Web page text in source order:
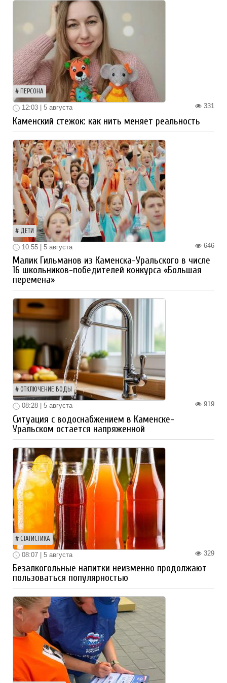
ПЕРСОНА
331
12:03 | 5 августа
Каменский стежок: как нить меняет реальность
ДЕТИ
646
10:55 | 5 августа
Малик Гильманов из Каменска-Уральского в числе
16 школьников-победителей конкурса «Большая
перемена»
ОТКЛЮЧЕНИЕ ВОДЫ
919
08:28 | 5 августа
Ситуация с водоснабжением в Каменске-
Уральском остается напряженной
СТАТИСТИКА
329
08:07 | 5 августа
Безалкогольные напитки неизменно продолжают
пользоваться популярностью